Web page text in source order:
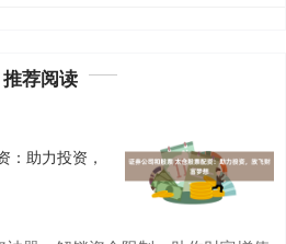
推荐阅读
：助力投资，